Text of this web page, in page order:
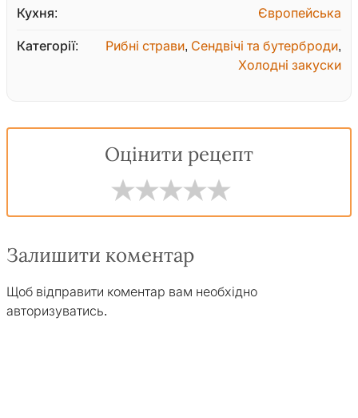
Кухня: Європейська
Категорії: Рибні страви, Сендвічі та бутерброди,
Холодні закуски
Оцінити рецепт
Залишити коментар
Щоб відправити коментар вам необхідно
авторизуватись.